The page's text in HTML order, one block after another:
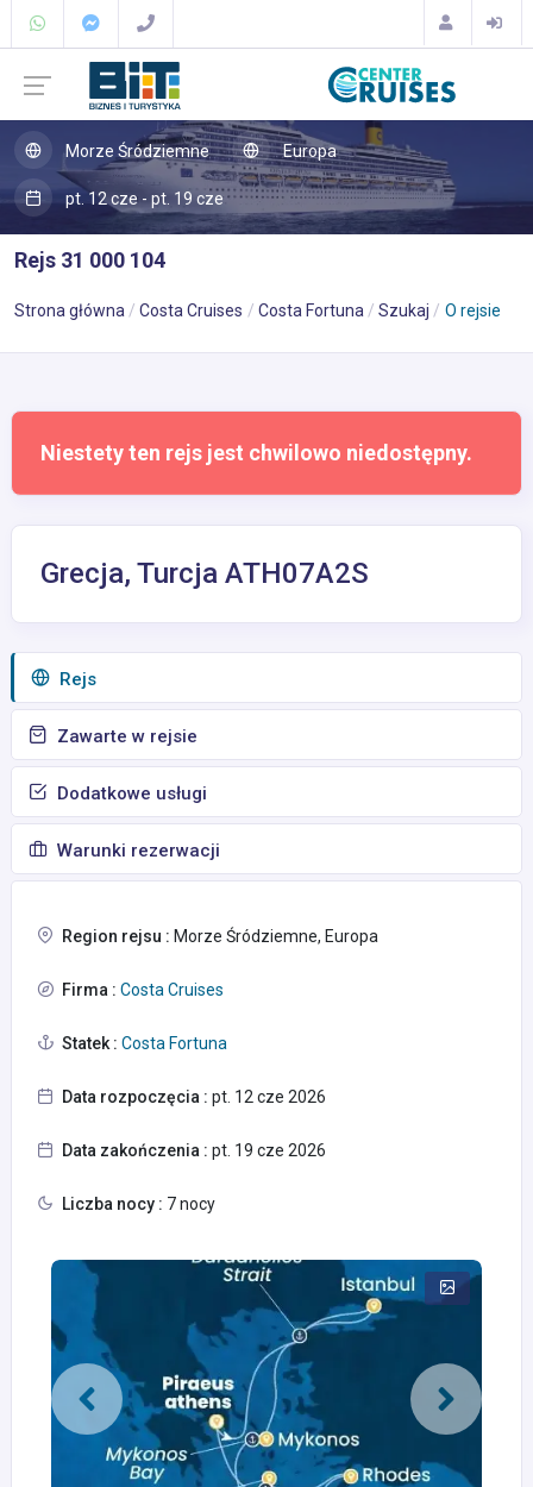
Morze Śródziemne Europa
pt. 12 cze - pt. 19 cze
Rejs 31 000 104
Strona główna Costa Cruises Costa Fortuna Szukaj O rejsie
Niestety ten rejs jest chwilowo niedostępny.
Grecja, Turcja ATH07A2S
Rejs
Zawarte w rejsie
Dodatkowe usługi
Warunki rezerwacji
Region rejsu : Morze Śródziemne, Europa
Firma : Costa Cruises
Statek : Costa Fortuna
Data rozpoczęcia : pt. 12 cze 2026
Data zakończenia : pt. 19 cze 2026
Liczba nocy : 7 nocy